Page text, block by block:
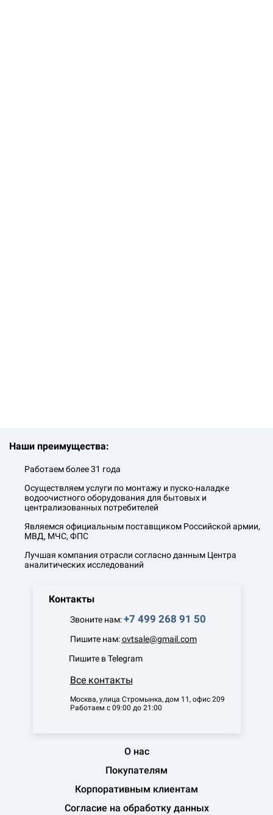
О нас
Покупателям
Корпоративным клиентам
Согласие на обработку данных
Наши преимущества:
Работаем более 31 года
Осуществляем услуги по монтажу и пуско-наладке
водоочистного оборудования для бытовых и
централизованных потребителей
Являемся официальным поставщиком Российской армии,
МВД, МЧС, ФПС
Лучшая компания отрасли согласно данным Центра
аналитических исследований
Контакты
Звоните нам:+7 499 268 91 50
Пишите нам:ovtsale@gmail.com
Пишите в Telegram
Все контакты
Москва, улица Стромынка, дом 11, офис 209
Работаем с 09:00 до 21:00